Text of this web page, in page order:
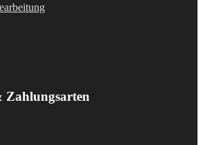
Zahlungsarten